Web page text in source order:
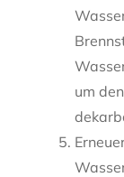
um